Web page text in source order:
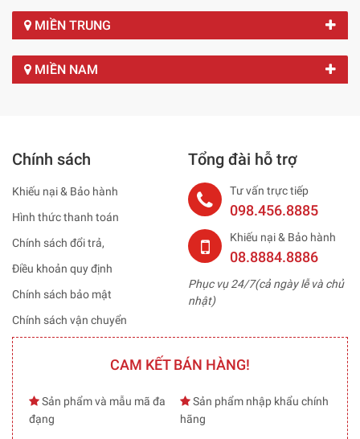
MIỀN TRUNG
MIỀN NAM
Chính sách
Khiếu nại & Bảo hành
Hình thức thanh toán
Chính sách đổi trả,
Điều khoản quy định
Chính sách bảo mật
Chính sách vận chuyển
Tổng đài hỗ trợ
Tư vấn trực tiếp
098.456.8885
Khiếu nại & Bảo hành
08.8884.8886
Phục vụ 24/7(cả ngày lễ và chủ
nhật)
CAM KẾT BÁN HÀNG!
Sản phẩm và mẫu mã đa
đạng
Sản phẩm nhập khẩu chính
hãng